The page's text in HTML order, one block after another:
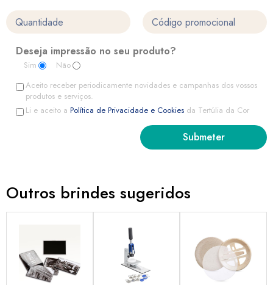
Deseja impressão no seu produto?
Sim
Não
Aceito receber periodicamente novidades e campanhas dos vossos
produtos e serviços.
Li e aceito a Política de Privacidade e Cookies da Tertúlia da Cor
Outros brindes sugeridos